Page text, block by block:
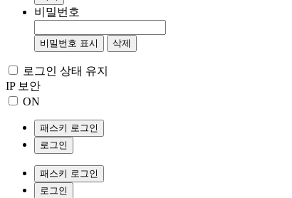
비밀번호
비밀번호 표시 삭제
로그인 상태 유지
IP 보안
ON
패스키 로그인
로그인
패스키 로그인
로그인